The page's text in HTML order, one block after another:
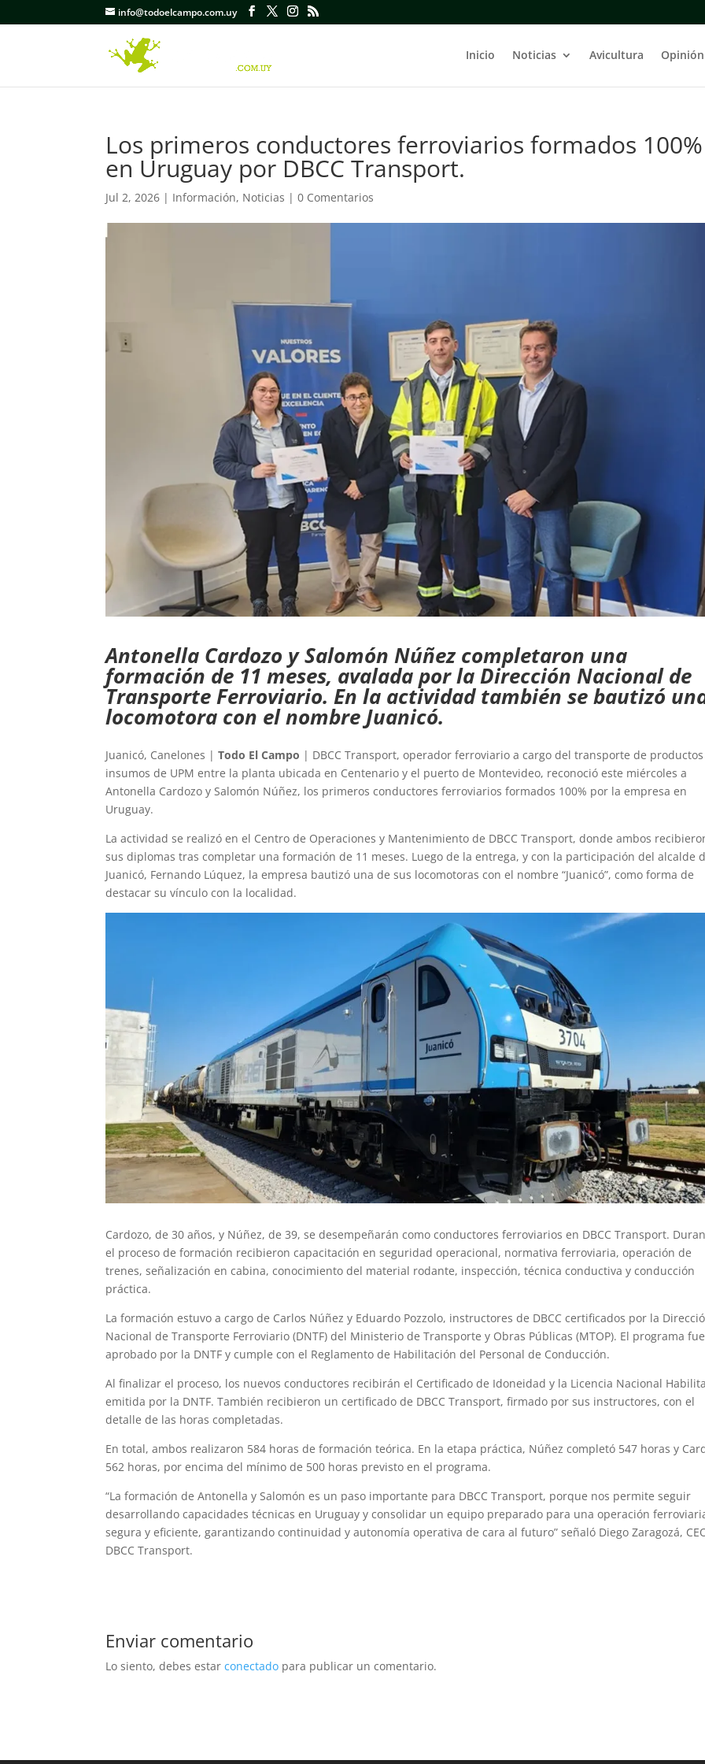
info@todoelcampo.com.uy
Inicio Noticias Avicultura Opinión
Los primeros conductores ferroviarios formados 100%
en Uruguay por DBCC Transport.
Jul 2, 2026 | Información, Noticias |0 Comentarios
Antonella Cardozo y Salomón Núñez completaron una
formación de 11 meses, avalada por la Dirección Nacional de
Transporte Ferroviario. En la actividad también se bautizó
locomotora con el nombre Juanicó.
Juanicó, Canelones |Todo El Campo | DBCC Transport, operador ferroviario a cargo del transporte de
insumos de UPM entre la planta ubicada en Centenario y el puerto de Montevideo, reconoció este miércoles a
Antonella Cardozo y Salomón Núñez, los primeros conductores ferroviarios formados 100% por la empresa en
Uruguay.
La actividad se realizó en el Centro de Operaciones y Mantenimiento de DBCC Transport, donde ambos
sus diplomas tras completar una formación de 11 meses. Luego de la entrega, y con la participación del alcalde
Juanicó, Fernando Lúquez, la empresa bautizó una de sus locomotoras con el nombre “Juanicó”, como forma de
destacar su vínculo con la localidad.
Cardozo, de 30 años, y Núñez, de 39, se desempeñarán como conductores ferroviarios en DBCC Transport.
el proceso de formación recibieron capacitación en seguridad operacional, normativa ferroviaria, operación de
trenes, señalización en cabina, conocimiento del material rodante, inspección, técnica conductiva y conducción
práctica.
La formación estuvo a cargo de Carlos Núñez y Eduardo Pozzolo, instructores de DBCC certificados por la
Nacional de Transporte Ferroviario (DNTF) del Ministerio de Transporte y Obras Públicas (MTOP). El programa fue
aprobado por la DNTF y cumple con el Reglamento de Habilitación del Personal de Conducción.
Al finalizar el proceso, los nuevos conductores recibirán el Certificado de Idoneidad y la Licencia Nacional
emitida por la DNTF. También recibieron un certificado de DBCC Transport, firmado por sus instructores, con el
detalle de las horas completadas.
En total, ambos realizaron 584 horas de formación teórica. En la etapa práctica, Núñez completó 547 horas y
562 horas, por encima del mínimo de 500 horas previsto en el programa.
“La formación de Antonella y Salomón es un paso importante para DBCC Transport, porque nos permite seguir
desarrollando capacidades técnicas en Uruguay y consolidar un equipo preparado para una operación
segura y eficiente, garantizando continuidad y autonomía operativa de cara al futuro” señaló Diego Zaragozá,
DBCC Transport.
Enviar comentario
Lo siento, debes estarconectado para publicar un comentario.